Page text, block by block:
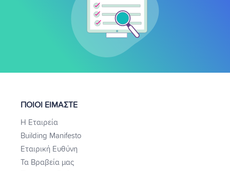
ΠΟΙΟΙ ΕΙΜΑΣΤΕ
Η Εταιρεία
Building Manifesto
Εταιρική Ευθύνη
Τα Βραβεία μας